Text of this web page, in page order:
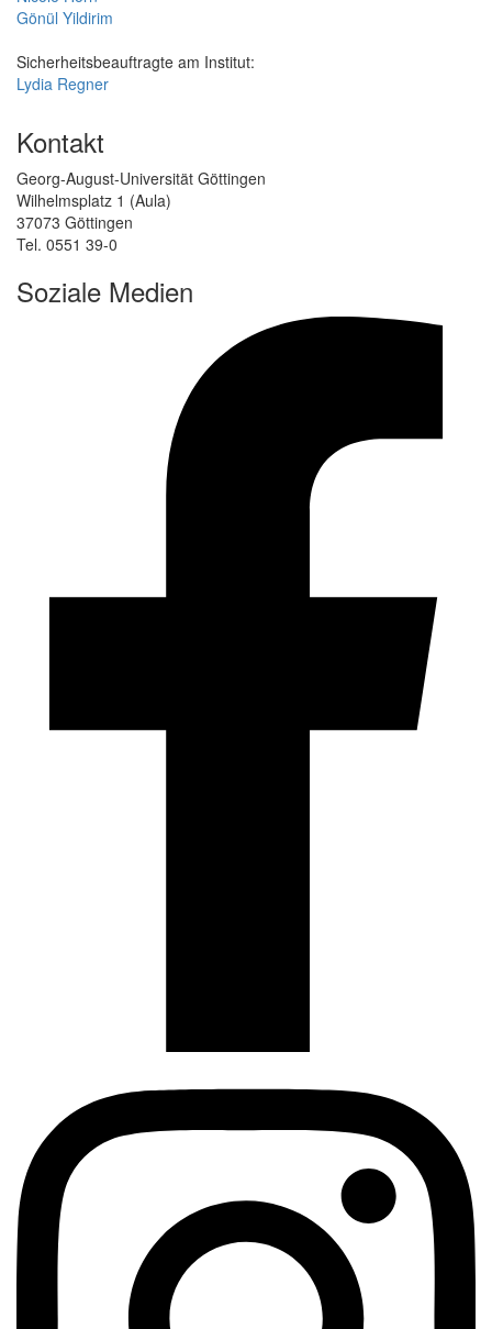
Gönül Yildirim
Sicherheitsbeauftragte am Institut:
Lydia Regner
Kontakt
Georg-August-Universität Göttingen
Wilhelmsplatz 1 (Aula)
37073 Göttingen
Tel. 0551 39-0
Soziale Medien